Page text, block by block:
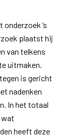
’s
plaatst hij
van telkens
uitmaken.
is gericht
nadenken
In het totaal
wat
heeft deze